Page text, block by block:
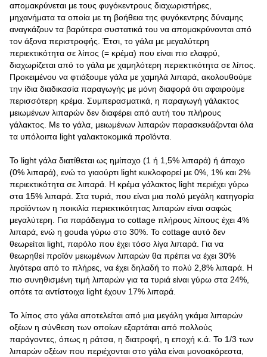
απομακρύνεται με τους φυγόκεντρους διαχωριστήρες,
μηχανήματα τα οποία με τη βοήθεια της φυγόκεντρης δύναμης
αναγκάζουν τα βαρύτερα συστατικά του να απομακρύνονται από
τον άξονα περιστροφής. Έτσι, το γάλα με μεγαλύτερη
περιεκτικότητα σε λίπος (= κρέμα) που είναι πιο ελαφρύ,
διαχωρίζεται από το γάλα με χαμηλότερη περιεκτικότητα σε λίπος.
Προκειμένου να φτιάξουμε γάλα με χαμηλά λιπαρά, ακολουθούμε
την ίδια διαδικασία παραγωγής με μόνη διαφορά ότι αφαιρούμε
περισσότερη κρέμα. Συμπερασματικά, η παραγωγή γάλακτος
μειωμένων λιπαρών δεν διαφέρει από αυτή του πλήρους
γάλακτος. Με το γάλα, μειωμένων λιπαρών παρασκευάζονται όλα
τα υπόλοιπα light γαλακτοκομικά προϊόντα.
Το light γάλα διατίθεται ως ημίπαχο (1 ή 1,5% λιπαρά) ή άπαχο
(0% λιπαρά), ενώ το γιαούρτι light κυκλοφορεί με 0%, 1% και 2%
περιεκτικότητα σε λιπαρά. Η κρέμα γάλακτος light περιέχει γύρω
στα 15% λιπαρά. Στα τυριά, που είναι μια πολύ μεγάλη κατηγορία
προϊόντων η ποικιλία περιεκτικότητας λιπαρών είναι σαφώς
μεγαλύτερη. Για παράδειγμα το cottage πλήρους λίπους έχει 4%
λιπαρά, ενώ η gouda γύρω στο 30%. Το cottage αυτό δεν
θεωρείται light, παρόλο που έχει τόσο λίγα λιπαρά. Για να
θεωρηθεί προϊόν μειωμένων λιπαρών θα πρέπει να έχει 30%
λιγότερα από το πλήρες, να έχει δηλαδή το πολύ 2,8% λιπαρά. Η
πιο συνηθισμένη τιμή λιπαρών για τα τυριά είναι γύρω στα 24%,
οπότε τα αντίστοιχα light έχουν 17% λιπαρά.
Το λίπος στο γάλα αποτελείται από μια μεγάλη γκάμα λιπαρών
οξέων η σύνθεση των οποίων εξαρτάται από πολλούς
παράγοντες, όπως η ράτσα, η διατροφή, η εποχή κ.ά. Το 1/3 των
λιπαρών οξέων που περιέχονται στο γάλα είναι μονοακόρεστα,